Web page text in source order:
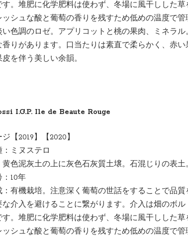
。堆肥に化学肥料は使わず、冬場に風干しした草
シュな酸と葡萄の香りを残すため低めの温度で管
い色調のロゼ。アプリコットと桃の果肉、ミネラ
りがあります。口当たりは素直で柔らかく、赤い
を伴う美しい余韻。
I.G.P. Ile de Beaute Rouge
【2019】【2020】
：ミヌステロ
色泥灰土の上に灰色石灰質土壌。石混じりの表土
10年
：有機栽培。注意深く葡萄の世話をすることで品質
な介入を避けることに繋がります。介入は畑のボ
。堆肥に化学肥料は使わず、冬場に風干しした草
シュな酸と葡萄の香りを残すため低めの温度で管